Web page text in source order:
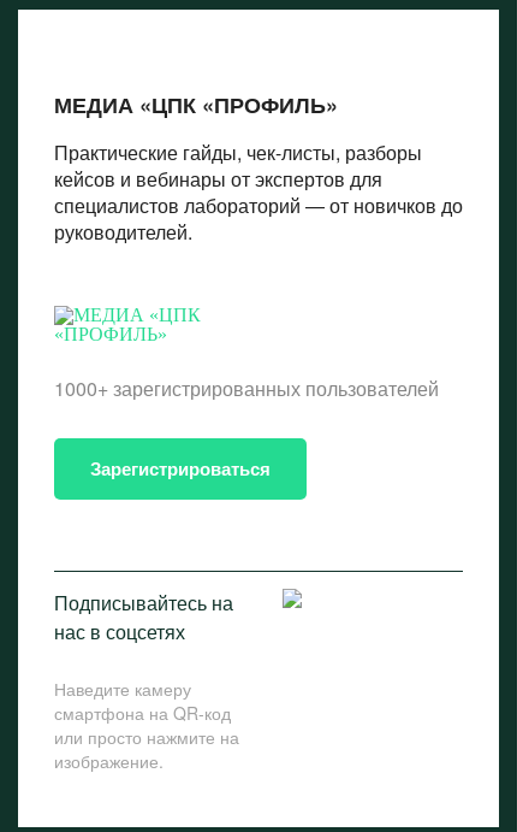
МЕДИА «ЦПК «ПРОФИЛЬ»
Практические гайды, чек-листы, разборы
кейсов и вебинары от экспертов для
специалистов лабораторий — от новичков до
руководителей.
1000+ зарегистрированных пользователей
Зарегистрироваться
Подписывайтесь на
нас в соцсетях
Наведите камеру
смартфона на QR-код
или просто нажмите на
изображение.